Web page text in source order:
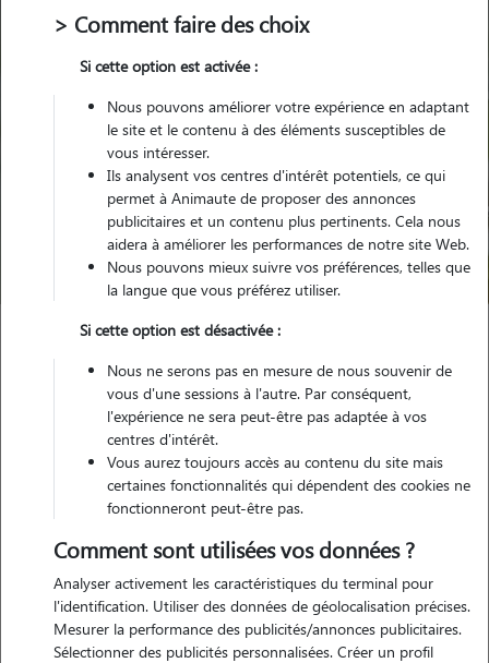
Pour quel animal ?
Trouver mon Pet Sitter
Arc-en-Barrois
Des souvenirs de garde inoubliables à
Arc-en-Barrois (52210)
Retrouvez tous les souvenirs déposés par les pet sitters ayant gardé
des animaux à Arc-en-Barrois.
> Comment faire des choix
Si cette option est activée :
Nous pouvons améliorer votre expérience en adaptant
le site et le contenu à des éléments susceptibles de
vous intéresser.
Ils analysent vos centres d'intérêt potentiels, ce qui
permet à Animaute de proposer des annonces
publicitaires et un contenu plus pertinents. Cela nous
aidera à améliorer les performances de notre site Web.
Nous pouvons mieux suivre vos préférences, telles que
la langue que vous préférez utiliser.
Si cette option est désactivée :
Nous ne serons pas en mesure de nous souvenir de
vous d'une sessions à l'autre. Par conséquent,
l'expérience ne sera peut-être pas adaptée à vos
centres d'intérêt.
Vous aurez toujours accès au contenu du site mais
certaines fonctionnalités qui dépendent des cookies ne
fonctionneront peut-être pas.
Comment sont utilisées vos données ?
Analyser activement les caractéristiques du terminal pour
l'identification. Utiliser des données de géolocalisation précises.
Mesurer la performance des publicités/annonces publicitaires.
Sélectionner des publicités personnalisées. Créer un profil